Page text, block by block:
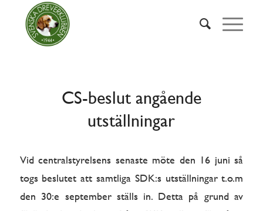
CS-beslut angående
utställningar
Vid centralstyrelsens senaste möte den 16 juni så
togs beslutet att samtliga SDK:s utställningar t.o.m
den 30:e september ställs in. Detta på grund av